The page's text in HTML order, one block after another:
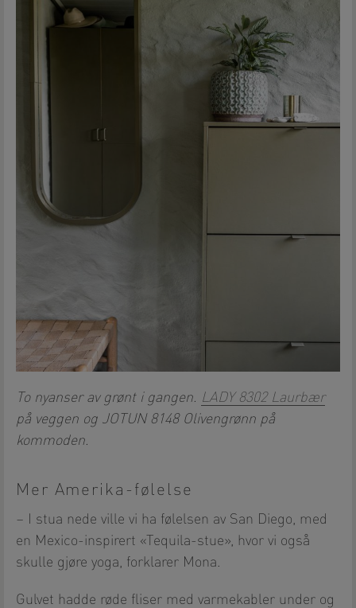
To nyanser av grønt i gangen. LADY 8302 Laurbær
på veggen og JOTUN 8148 Olivengrønn på
kommoden.
Mer Amerika-følelse
– I stua nede ville vi ha følelsen av San Diego, med
en Mexico-inspirert «Tequila-stue», hvor vi også
skulle gjøre yoga, forklarer Mona.
Gulvet hadde røde fliser med varmekabler under og